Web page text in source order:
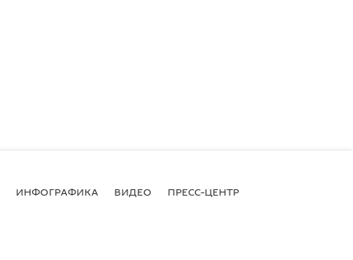
ИНФОГРАФИКА ВИДЕО ПРЕСС-ЦЕНТР